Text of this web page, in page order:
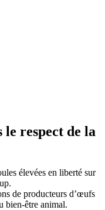
le respect de la
élevées en liberté sur
de producteurs d’œufs
bien-être animal.